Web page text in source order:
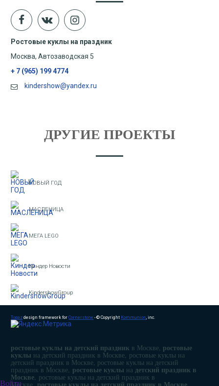
Ростовые куклы на праздник
Москва, Автозаводская 5
+ 7 (965) 199 4774
kindershow@yandex.ru
ДРУГИЕ ПРОЕКТЫ
НОВЫЙ ГОД
МАСЛЕНИЦА
МЕГА LEGO
Киндер Новости
KindershowGroup
Topaz design framework forCornerstone - © Copyright Kommunion, inc.
ростовые куклы на детский праздник в Москве, ростовые
куклы на детский праздник в Москве, ростовые куклы на
детский праздник в Москве, ростовые куклы на детский
праздник в Москве, ростовые куклы на детский праздник в
Москве , ростовые куклы на детский праздник в
Москве,
Войти